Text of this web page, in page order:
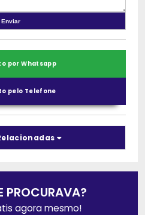
por Whatsapp
pelo Telefone
PROCURAVA?
agora mesmo!